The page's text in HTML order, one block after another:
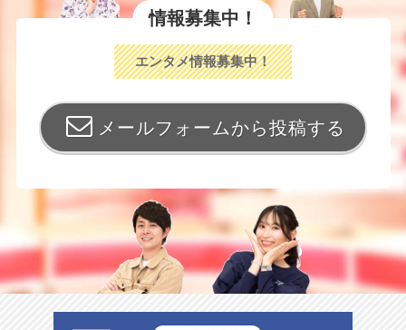
情報募集中！
エンタメ情報募集中！
メールフォームから投稿する